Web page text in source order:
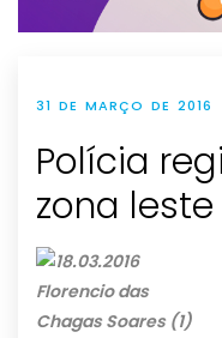
31 DE MARÇO DE 2016
Polícia
zona